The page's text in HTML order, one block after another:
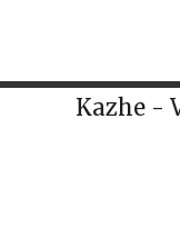
Kazhe -